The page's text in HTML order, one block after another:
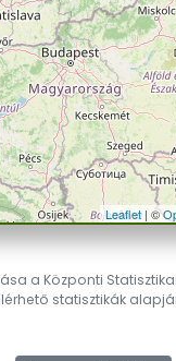
Leaflet| ©
a Központi
statisztikák